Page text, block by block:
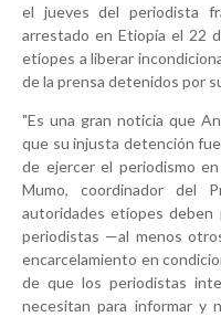
el jueves del periodista
arrestado en Etiopía el 22
etíopes a liberar
de la prensa detenidos por
"Es una gran noticia que
que su injusta detención
de ejercer el periodismo
Mumo, coordinador del
autoridades etíopes
periodistas —al menos
encarcelamiento en
de que los periodistas
necesitan para informar y